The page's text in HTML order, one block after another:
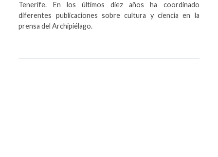
Tenerife. En los últimos diez años ha coordinado
diferentes publicaciones sobre cultura y ciencia en la
prensa del Archipiélago.